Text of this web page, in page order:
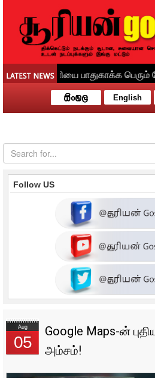
English
Follow US
Aug
05
Google Maps-ன்
அம்சம்!